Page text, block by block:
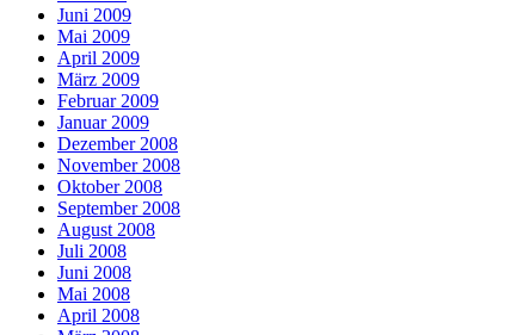
Juni 2009
Mai 2009
April 2009
März 2009
Februar 2009
Januar 2009
Dezember 2008
November 2008
Oktober 2008
September 2008
August 2008
Juli 2008
Juni 2008
Mai 2008
April 2008